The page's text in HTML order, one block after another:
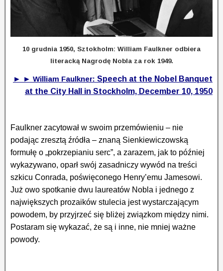
10 grudnia 1950, Sztokholm: William Faulkner odbiera
literacką Nagrodę Nobla za rok 1949.
► ► William Faulkner: Speech at the Nobel Banquet
at the City Hall in Stockholm, December 10, 1950
Faulkner zacytował w swoim przemówieniu – nie
podając zresztą źródła – znaną Sienkiewiczowską
formułę o „pokrzepianiu serc”, a zarazem, jak to później
wykazywano, oparł swój zasadniczy wywód na treści
szkicu Conrada, poświęconego Henry’emu Jamesowi.
Już owo spotkanie dwu laureatów Nobla i jednego z
największych prozaików stulecia jest wystarczającym
powodem, by przyjrzeć się bliżej związkom między nimi.
Postaram się wykazać, że są i inne, nie mniej ważne
powody.